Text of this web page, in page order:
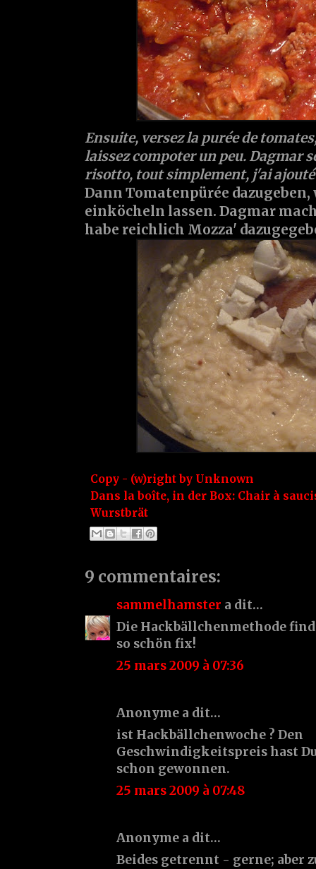
Ensuite, versez la purée de
laissez compoter un peu. Dagmar
risotto, tout simplement, j'ai ajouté
Dann Tomatenpürée dazugeben,
einköcheln lassen. Dagmar
habe reichlich Mozza'
Copy - (w)right by Unknown
Dans la boîte, in der Box: Chair à
Wurstbrät
9 commentaires:
sammelhamster a dit…
Die Hackbällchenmethode
so schön fix!
25 mars 2009 à 07:36
Anonyme a dit…
ist Hackbällchenwoche ? Den
Geschwindigkeitspreis hast
schon gewonnen.
25 mars 2009 à 07:48
Anonyme a dit…
Beides getrennt - gerne; aber